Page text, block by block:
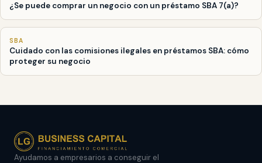
¿Se puede comprar un negocio con un préstamo SBA 7(a)?
SBA
Cuidado con las comisiones ilegales en préstamos SBA: cómo
proteger su negocio
Ayudamos a empresarios a conseguir el